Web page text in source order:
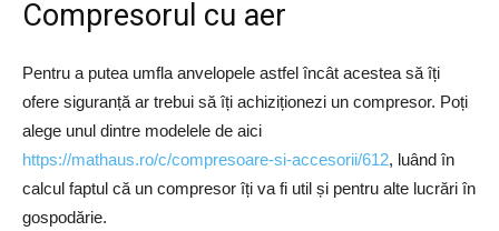
Compresorul cu aer
Pentru a putea umfla anvelopele astfel încât acestea să îți
ofere siguranță ar trebui să îți achiziționezi un compresor. Poți
alege unul dintre modelele de aici
https://mathaus.ro/c/compresoare-si-accesorii/612, luând în
calcul faptul că un compresor îți va fi util și pentru alte lucrări în
gospodărie.